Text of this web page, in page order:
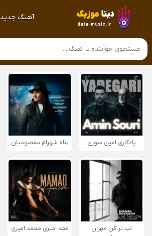
آهنگ جدید
یادگاری امین سوری پناه شهرام معصومیان
لب تر کن مهران
ممد امیری محمد امیری